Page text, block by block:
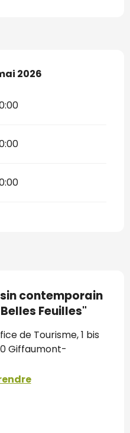
2026
2026
contemporain
Feuilles"
de Tourisme, 1 bis
Giffaumont-